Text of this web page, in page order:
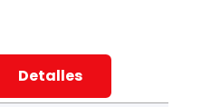
Detalles